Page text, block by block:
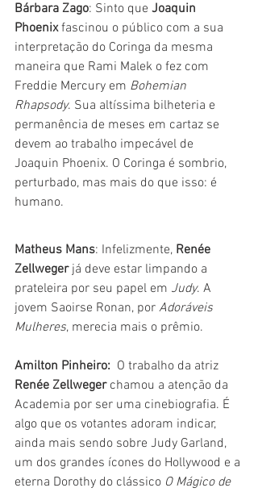
Bárbara Zago: Sinto que Joaquin
Phoenix fascinou o público com a sua
interpretação do Coringa da mesma
maneira que Rami Malek o fez com
Freddie Mercury em Bohemian
Rhapsody. Sua altíssima bilheteria e
permanência de meses em cartaz se
devem ao trabalho impecável de
Joaquin Phoenix. O Coringa é sombrio,
perturbado, mas mais do que isso: é
humano.
Matheus Mans: Infelizmente, Renée
Zellweger já deve estar limpando a
prateleira por seu papel em Judy. A
jovem Saoirse Ronan, por Adoráveis
Mulheres, merecia mais o prêmio.
Amilton Pinheiro:
  O trabalho da atriz
Renée Zellweger chamou a atenção da
Academia por ser uma cinebiografia. É
algo que os votantes adoram indicar,
ainda mais sendo sobre Judy Garland,
um dos grandes ícones do Hollywood e a
eterna Dorothy do clássico O Mágico de